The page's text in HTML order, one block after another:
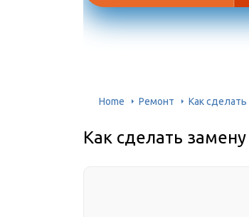
Home Ремонт Как
Как сделать